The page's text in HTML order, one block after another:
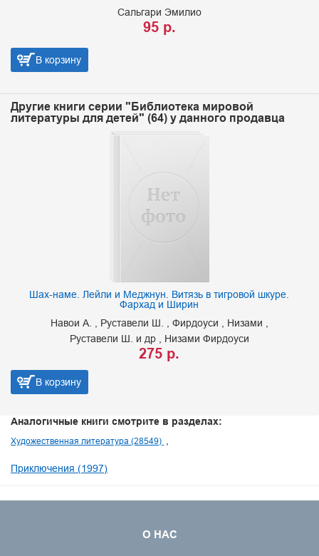
Сальгари Эмилио
95 р.
В корзину
Другие книги серии "Библиотека мировой
литературы для детей" (64) у данного продавца
Шах-наме. Лейли и Меджнун. Витязь в тигровой шкуре.
Фархад и Ширин
Навои А.
Руставели Ш. Фирдоуси
Низами
Руставели Ш. и др
Низами Фирдоуси
275 р.
В корзину
Аналогичные книги смотрите в разделах:
Художественная литература (28549)
Приключения (1997)
О НАС